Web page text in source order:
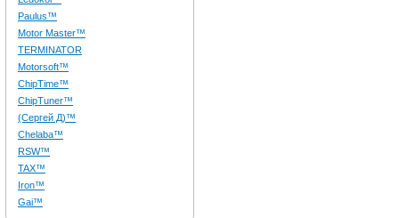
Paulus™
Motor Master™
TERMINATOR
Motorsoft™
ChipTime™
ChipTuner™
(Сергей Д)™
Chelaba™
RSW™
TAX™
Iron™
Gai™